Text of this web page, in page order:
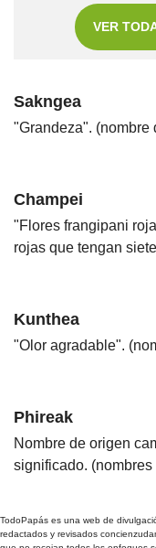
VER
Sakngea
"Grandeza". (nombre
Champei
"Flores frangipani
rojas que tengan
Kunthea
"Olor agradable".
Phireak
Nombre de origen
significado.
TodoPapás es una web de
redactados y revisados